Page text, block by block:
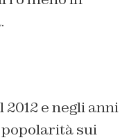
e negli anni
sui